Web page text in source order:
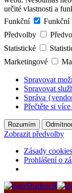
určité vlastnosti a
Funkční
Funkční
Předvolby
Statistické
Marketingové
Spravovat
Spravovat
Správa
Přečtěte si
Rozumím
Zobrazit předvolby
Zásady cookies
Prohlášení o